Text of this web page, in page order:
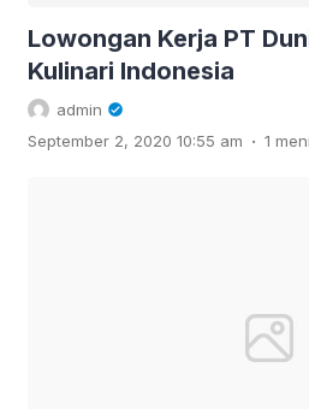
Lowongan Kerja PT
Kulinari Indonesia
admin
September 2, 2020 10:55 am . 1